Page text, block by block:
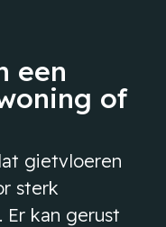
een
of
gietvloeren
sterk
kan gerust